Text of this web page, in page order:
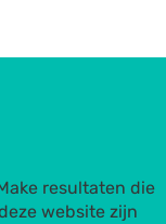
resultaten die
website zijn